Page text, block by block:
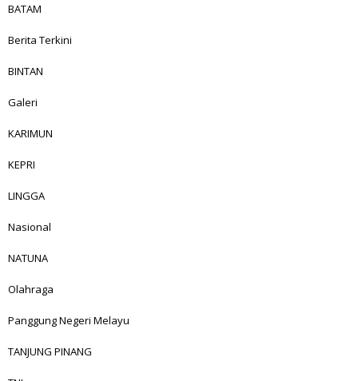
BATAM
Berita Terkini
BINTAN
Galeri
KARIMUN
KEPRI
LINGGA
Nasional
NATUNA
Olahraga
Panggung Negeri Melayu
TANJUNG PINANG